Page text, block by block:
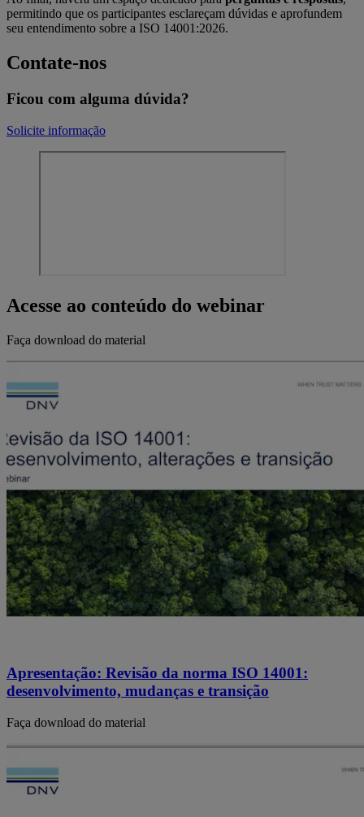
permitindo que os participantes esclareçam dúvidas e aprofundem
seu entendimento sobre a ISO 14001:2026.
Contate-nos
Ficou com alguma dúvida?
Solicite informação
Acesse ao conteúdo do webinar
Faça download do material
Apresentação: Revisão da norma ISO 14001:
desenvolvimento, mudanças e transição
Faça download do material